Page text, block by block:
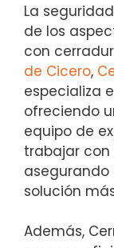
La
de los
con
de Cicero,
especializa
ofreciendo
equipo de
trabajar con
solución
Además,